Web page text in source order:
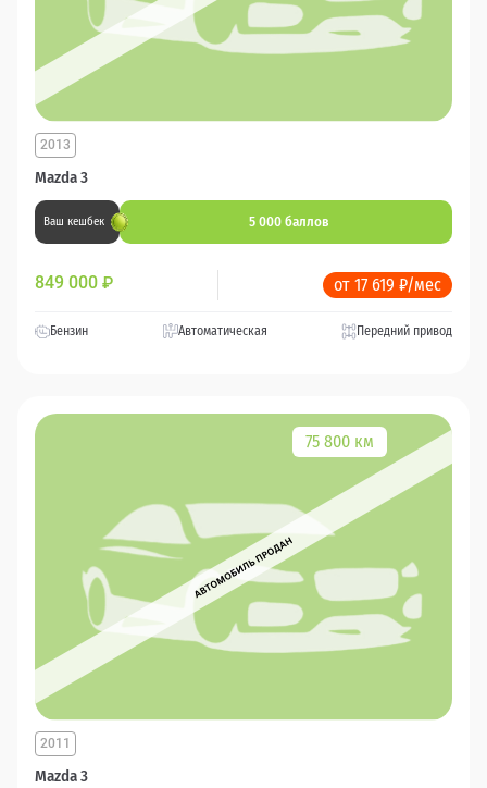
Mazda 3
2013
Ваш кешбек 5 000 баллов
849 000 ₽ от 17 619 ₽/мес
Бензин Автоматическая Передний привод
75 800 км
Mazda 3
2011